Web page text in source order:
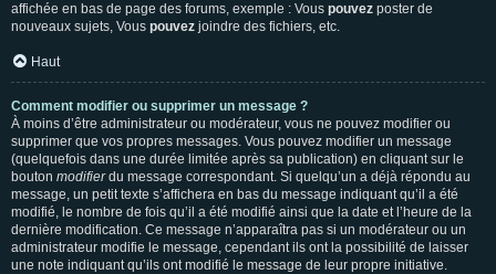
affichée en bas de page des forums, exemple : Vous pouvez poster de
nouveaux sujets, Vous pouvez joindre des fichiers, etc.
Haut
Comment modifier ou supprimer un message ?
À moins d’être administrateur ou modérateur, vous ne pouvez modifier ou
supprimer que vos propres messages. Vous pouvez modifier un message
(quelquefois dans une durée limitée après sa publication) en cliquant sur le
bouton modifierdu message correspondant. Si quelqu’un a déjà répondu au
message, un petit texte s’affichera en bas du message indiquant qu’il a été
modifié, le nombre de fois qu’il a été modifié ainsi que la date et l’heure de la
dernière modification. Ce message n’apparaîtra pas si un modérateur ou un
administrateur modifie le message, cependant ils ont la possibilité de laisser
une note indiquant qu’ils ont modifié le message de leur propre initiative.